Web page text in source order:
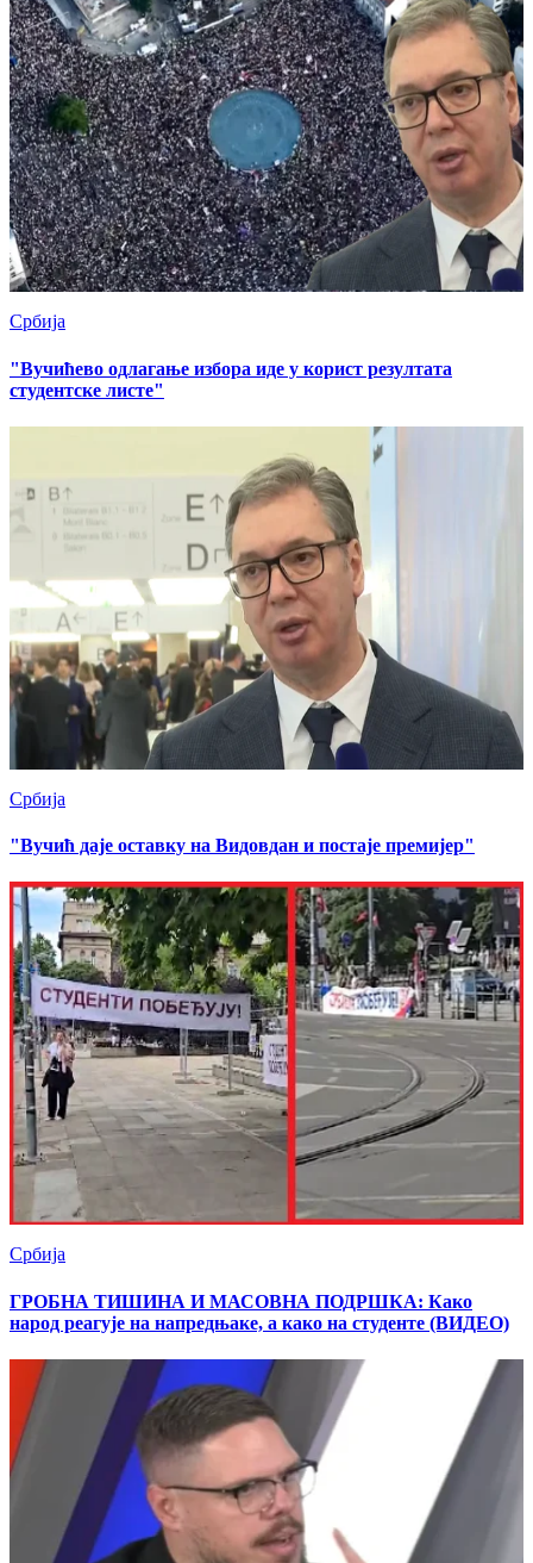
Србија
"Вучићево одлагање избора иде у корист резултата
студентске листе"
Србија
"Вучић даје оставку на Видовдан и постаје премијер"
Србија
ГРОБНА ТИШИНА И МАСОВНА ПОДРШКА: Како
народ реагује на напредњаке, a како на студенте (ВИДЕО)